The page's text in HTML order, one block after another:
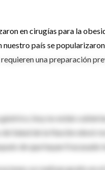
en cirugías para la
país se
una preparación
hoy no están
de Salud de la Nación
de que hayan fracasado